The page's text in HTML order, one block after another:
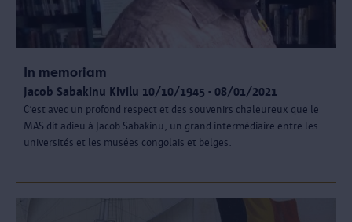
In memoriam
Jacob Sabakinu Kivilu 10/10/1945 - 08/01/2021
C’est avec un profond respect et des souvenirs chaleureux que le
MAS dit adieu à Jacob Sabakinu, un grand intermédiaire entre les
universités et les musées congolais et belges.